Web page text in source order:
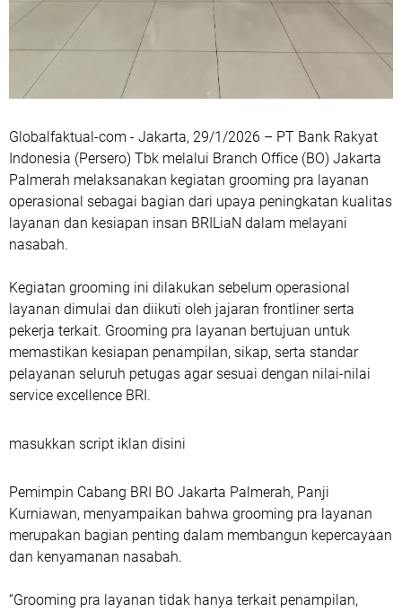
Globalfaktual-com - Jakarta, 29/1/2026 – PT Bank Rakyat
Indonesia (Persero) Tbk melalui Branch Office (BO) Jakarta
Palmerah melaksanakan kegiatan grooming pra layanan
operasional sebagai bagian dari upaya peningkatan kualitas
layanan dan kesiapan insan BRILiaN dalam melayani
nasabah.
Kegiatan grooming ini dilakukan sebelum operasional
layanan dimulai dan diikuti oleh jajaran frontliner serta
pekerja terkait. Grooming pra layanan bertujuan untuk
memastikan kesiapan penampilan, sikap, serta standar
pelayanan seluruh petugas agar sesuai dengan nilai-nilai
service excellence BRI.
masukkan script iklan disini
Pemimpin Cabang BRI BO Jakarta Palmerah, Panji
Kurniawan, menyampaikan bahwa grooming pra layanan
merupakan bagian penting dalam membangun kepercayaan
dan kenyamanan nasabah.
“Grooming pra layanan tidak hanya terkait penampilan,